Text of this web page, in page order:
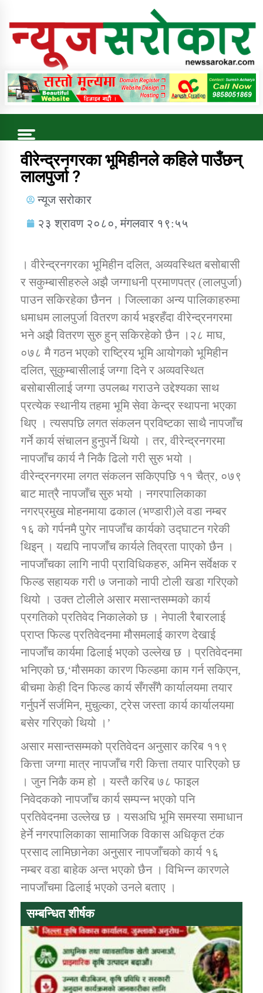
Online News Portal
Trending Now
कुषि बिकास कार्यालय जुम्ला सुचना सन्देश
डिभिजन कार्यालय जुम्लाको सुचना सन्देश
कर्णाली प्रविधि शिक्षालय जुम्लाको सुचना
सामाजिक बिकास कार्यालय जुम्लाकाे सुचना
कार्यक्रम कार्यान्वयन एकाई जुम्लाको सुचना
कर्णाली प्राविधि शिक्षालय जुम्लाको सुचना
तातोपानी गाउँपालिकाको न्यायिक समिति सम्बन्धी सन्देश
तातोपानी गाउँपालिका जुम्लाको महिला तथा लैङ्गिक हिंसा
सम्बन्धी सूचना सन्देश
तातोपानी गाउँपालिका जुम्लाको महिनावारी सम्बन्धिकाे
सन्देश
तातोपानी गाउँपालिका जुम्लाको बालविवाह सन्देश
तातोपानी गाउँपालिका जुम्लाको सूचना
वीरेन्द्रनगरका भूमिहीनले कहिले पाउँछन्
लालपुर्जा ?
न्यूज सरोकार
२३ श्रावण २०८०, मंगलवार १९:५५
। वीरेन्द्रनगरका भूमिहीन दलित, अव्यवस्थित बसोबासी
र सकुम्बासीहरुले अझै जग्गाधनी प्रमाणपत्र (लालपुर्जा)
पाउन सकिरहेका छैनन । जिल्लाका अन्य पालिकाहरुमा
धमाधम लालपुर्जा वितरण कार्य भइरहँदा वीरेन्द्रनगरमा
भने अझै वितरण सुरु हुन् सकिरहेको छैन ।२८ माघ,
०७८ मै गठन भएको राष्ट्रिय भूमि आयोगको भूमिहीन
दलित, सुकुम्बासीलाई जग्गा दिने र अव्यवस्थित
बसोबासीलाई जग्गा उपलब्ध गराउने उद्देश्यका साथ
प्रत्येक स्थानीय तहमा भूमि सेवा केन्द्र स्थापना भएका
थिए । त्यसपछि लगत संकलन प्रविष्टका साथै नापजाँच
गर्ने कार्य संचालन हुनुपर्ने थियो । तर, वीरेन्द्रनगरमा
नापजाँच कार्य नै निकै ढिलो गरी सुरु भयो ।
वीरेन्द्रनगरमा लगत संकलन सकिएपछि ११ चैत्र, ०७९
बाट मात्रै नापजाँच सुरु भयो । नगरपालिकाका
नगरप्रमुख मोहनमाया ढकाल (भण्डारी)ले वडा नम्बर
१६ को गर्पनमै पुगेर नापजाँच कार्यको उद्घाटन गरेकी
थिइन् । यद्यपि नापजाँच कार्यले तिव्रता पाएको छैन ।
नापजाँचका लागि नापी प्राविधिकहरु, अमिन सर्वेक्षक र
फिल्ड सहायक गरी ७ जनाको नापी टोली खडा गरिएको
थियो । उक्त टोलीले असार मसान्तसम्मको कार्य
प्रगतिको प्रतिवेद निकालेको छ । नेपाली रैबारलाई
प्राप्त फिल्ड प्रतिवेदनमा मौसमलाई कारण देखाई
नापजाँच कार्यमा ढिलाई भएको उल्लेख छ । प्रतिवेदनमा
भनिएको छ,‘मौसमका कारण फिल्डमा काम गर्न सकिएन,
बीचमा केही दिन फिल्ड कार्य सँगसँगै कार्यालयमा तयार
गर्नुपर्ने सर्जमिन, मुचुल्का, ट्रेस जस्ता कार्य कार्यालयमा
बसेर गरिएको थियो ।’
असार मसान्तसम्मको प्रतिवेदन अनुसार करिब ११९
कित्ता जग्गा मात्र नापजाँच गरी कित्ता तयार पारिएको छ
। जुन निकै कम हो । यस्तै करिब ७८ फाइल
निवेदकको नापजाँच कार्य सम्पन्न भएको पनि
प्रतिवेदनमा उल्लेख छ । यसअघि भूमि समस्या समाधान
हेर्ने नगरपालिकाका सामाजिक विकास अधिकृत टंक
प्रसाद लामिछानेका अनुसार नापजाँचको कार्य १६
नम्बर वडा बाहेक अन्त भएको छैन । विभिन्न कारणले
नापजाँचमा ढिलाई भएको उनले बताए ।
सम्बन्धित शीर्षक